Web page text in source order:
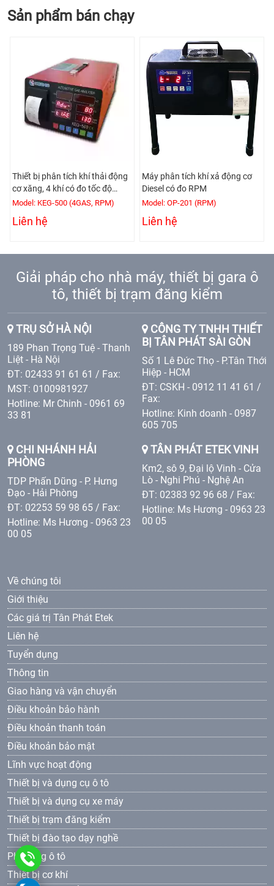
Sản phẩm bán chạy
Thiết bị phân tích khí thải động
cơ xăng, 4 khí có đo tốc độ
động cơ
Model: KEG-500 (4GAS, RPM)
Liên hệ
Máy phân tích khí xả động cơ
Diesel có đo RPM
Model: OP-201 (RPM)
Liên hệ
Giải pháp cho nhà máy, thiết bị gara ô
tô, thiết bị trạm đăng kiểm
TRỤ SỞ HÀ NỘI
189 Phan Trọng Tuệ - Thanh
Liệt - Hà Nội
ĐT: 02433 91 61 61 / Fax:
MST: 0100981927
Hotline: Mr Chinh - 0961 69
33 81
CÔNG TY TNHH THIẾT
BỊ TÂN PHÁT SÀI GÒN
Số 1 Lê Đức Thọ - P.Tân Thới
Hiệp - HCM
ĐT: CSKH - 0912 11 41 61 /
Fax:
Hotline: Kinh doanh - 0987
605 705
CHI NHÁNH HẢI
PHÒNG
TDP Phấn Dũng - P. Hưng
Đạo - Hải Phòng
ĐT: 02253 59 98 65 / Fax:
Hotline: Ms Hương - 0963 23
00 05
TÂN PHÁT ETEK VINH
Km2, sô 9, Đại lộ Vinh - Cửa
Lò - Nghi Phú - Nghệ An
ĐT: 02383 92 96 68 / Fax:
Hotline: Ms Hương - 0963 23
00 05
Về chúng tôi
Giới thiệu
Các giá trị Tân Phát Etek
Liên hệ
Tuyển dụng
Thông tin
Giao hàng và vận chuyển
Điều khoản bảo hành
Điều khoản thanh toán
Điều khoản bảo mật
Lĩnh vực hoạt động
Thiết bị và dụng cụ ô tô
Thiết bị và dụng cụ xe máy
Thiết bị trạm đăng kiểm
Thiết bị đào tạo dạy nghề
Phụ tùng ô tô
Thiết bị cơ khí
0961